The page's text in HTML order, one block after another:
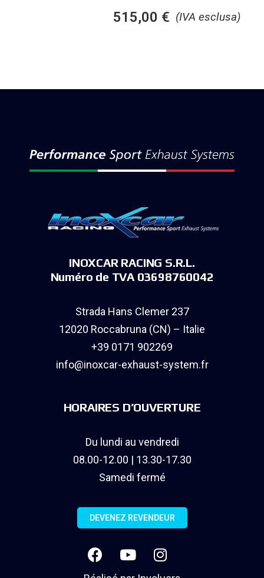
(IVA esclusa)
515,00 €
INOXCAR RACING S.R.L.
Numéro de TVA 03698760042
Strada Hans Clemer 237
12020 Roccabruna (CN) – Italie
+39 0171 902269
info@inoxcar-exhaust-system.fr
HORAIRES D’OUVERTURE
Du lundi au vendredi
08.00-12.00 | 13.30-17.30
Samedi fermé
DEVENEZ REVENDEUR